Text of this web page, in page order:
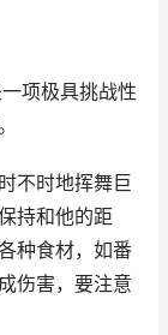
项极具挑战性
不时地挥舞巨
持和他的距
种食材，如番
伤害，要注意